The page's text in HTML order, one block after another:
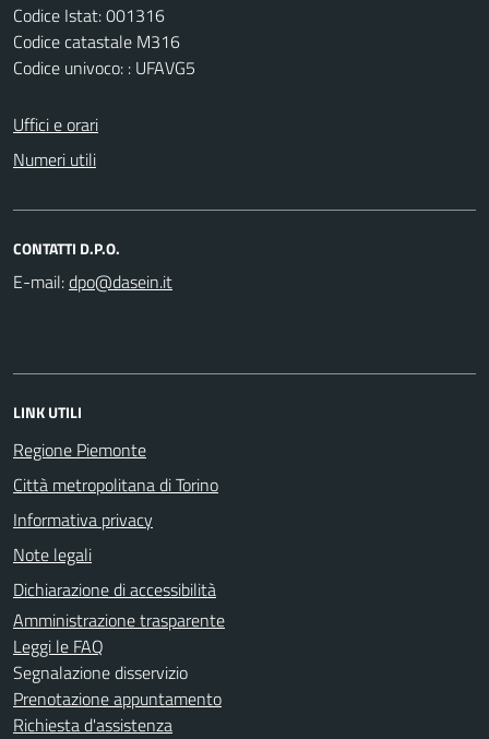
Codice Istat: 001316
Codice catastale M316
Codice univoco: : UFAVG5
Uffici e orari
Numeri utili
CONTATTI D.P.O.
E-mail:
LINK UTILI
Regione Piemonte
Città metropolitana di Torino
Informativa privacy
Note legali
Dichiarazione di accessibilità
Amministrazione trasparente
Leggi le FAQ
Segnalazione disservizio
Prenotazione appuntamento
Richiesta d'assistenza